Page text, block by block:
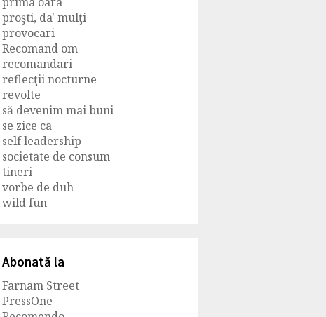
proşti, da' mulţi
provocari
Recomand om
recomandari
reflecţii nocturne
revolte
să devenim mai buni
se zice ca
self leadership
societate de consum
tineri
vorbe de duh
wild fun
Abonată la
Farnam Street
PressOne